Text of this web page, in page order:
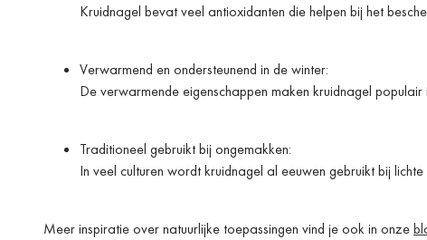
Kruidnagel bevat veel antioxidanten die helpen bij het
Verwarmend en ondersteunend in de winter:
De verwarmende eigenschappen maken kruidnagel
Traditioneel gebruikt bij ongemakken:
In veel culturen wordt kruidnagel al eeuwen gebruikt bij
Meer inspiratie over natuurlijke toepassingen vind je ook in onze